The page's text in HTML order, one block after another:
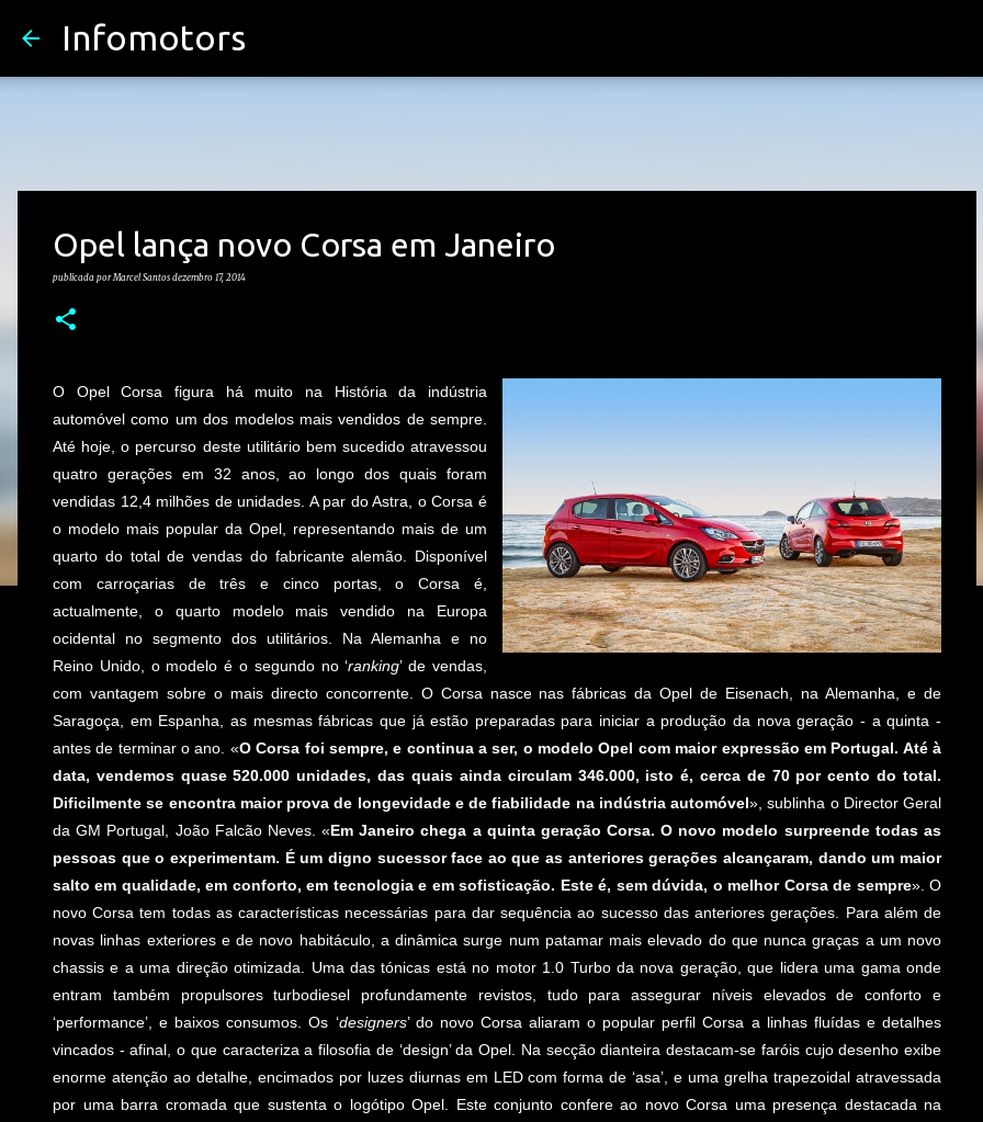
Infomotors
Opel lança novo Corsa em Janeiro
publicada porMarcel Santos dezembro 17, 2014
O Opel Corsa figura há muito na História da indústria
automóvel como um dos modelos mais vendidos de sempre.
Até hoje, o percurso deste utilitário bem sucedido atravessou
quatro gerações em 32 anos, ao longo dos quais foram
vendidas 12,4 milhões de unidades. A par do Astra, o Corsa é
o modelo mais popular da Opel, representando mais de um
quarto do total de vendas do fabricante alemão. Disponível
com carroçarias de três e cinco portas, o Corsa é,
actualmente, o quarto modelo mais vendido na Europa
ocidental no segmento dos utilitários. Na Alemanha e no
Reino Unido, o modelo é o segundo no ‘ranking’ de vendas,
com vantagem sobre o mais directo concorrente. O Corsa nasce nas fábricas da Opel de Eisenach, na Alemanha, e de
Saragoça, em Espanha, as mesmas fábricas que já estão preparadas para iniciar a produção da nova geração - a quinta -
antes de terminar o ano. «O Corsa foi sempre, e continua a ser, o modelo Opel com maior expressão em Portugal. Até à
data, vendemos quase 520.000 unidades, das quais ainda circulam 346.000, isto é, cerca de 70 por cento do total.
Dificilmente se encontra maior prova de longevidade e de fiabilidade na indústria automóvel», sublinha o Director Geral
da GM Portugal, João Falcão Neves. «Em Janeiro chega a quinta geração Corsa. O novo modelo surpreende todas as
pessoas que o experimentam. É um digno sucessor face ao que as anteriores gerações alcançaram, dando um maior
salto em qualidade, em conforto, em tecnologia e em sofisticação. Este é, sem dúvida, o melhor Corsa de sempre». O
novo Corsa tem todas as características necessárias para dar sequência ao sucesso das anteriores gerações. Para além de
novas linhas exteriores e de novo habitáculo, a dinâmica surge num patamar mais elevado do que nunca graças a um novo
chassis e a uma direção otimizada. Uma das tónicas está no motor 1.0 Turbo da nova geração, que lidera uma gama onde
entram também propulsores turbodiesel profundamente revistos, tudo para assegurar níveis elevados de conforto e
‘performance’, e baixos consumos. Os ‘designers’ do novo Corsa aliaram o popular perfil Corsa a linhas fluídas e detalhes
vincados - afinal, o que caracteriza a filosofia de ‘design’ da Opel. Na secção dianteira destacam-se faróis cujo desenho exibe
enorme atenção ao detalhe, encimados por luzes diurnas em LED com forma de ‘asa’, e uma grelha trapezoidal atravessada
por uma barra cromada que sustenta o logótipo Opel. Este conjunto confere ao novo Corsa uma presença destacada na